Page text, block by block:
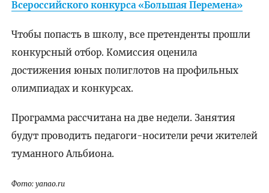
Всероссийского конкурса «Большая Перемена»
Чтобы попасть в школу, все претенденты прошли
конкурсный отбор. Комиссия оценила
достижения юных полиглотов на профильных
олимпиадах и конкурсах.
Программа рассчитана на две недели. Занятия
будут проводить педагоги-носители речи жителей
туманного Альбиона.
Фото: yanao.ru